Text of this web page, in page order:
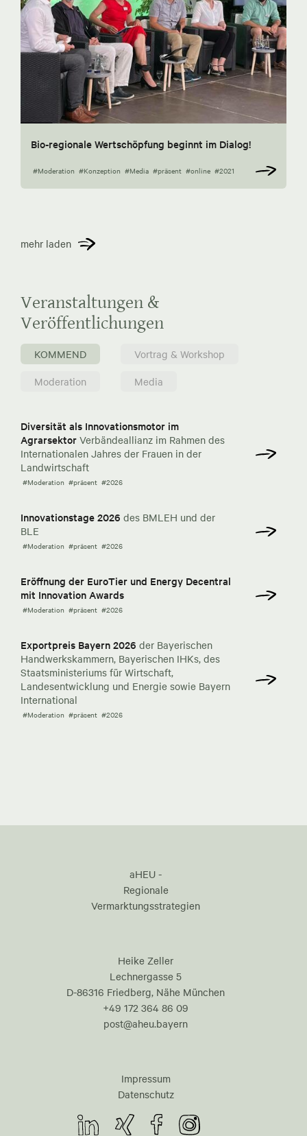
Bio-regionale Wertschöpfung beginnt im Dialog!
#Moderation #Konzeption #Media #präsent #online #2021
mehr laden
Veranstaltungen &
Veröffentlichungen
KOMMEND
Vortrag & Workshop
Moderation
Media
Diversität als Innovationsmotor im
Agrarsektor Verbändeallianz im Rahmen des
Internationalen Jahres der Frauen in der
Landwirtschaft
#Moderation #präsent #2026
Innovationstage 2026 des BMLEH und der
BLE
#Moderation #präsent #2026
Eröffnung der EuroTier und Energy Decentral
mit Innovation Awards
#Moderation #präsent #2026
Exportpreis Bayern 2026 der Bayerischen
Handwerkskammern, Bayerischen IHKs, des
Staatsministeriums für Wirtschaft,
Landesentwicklung und Energie sowie Bayern
International
#Moderation #präsent #2026
aHEU -
Regionale
Vermarktungsstrategien
Heike Zeller
Lechnergasse 5
D-86316 Friedberg, Nähe München
+49 172 364 86 09
post@aheu.bayern
Impressum
Datenschutz